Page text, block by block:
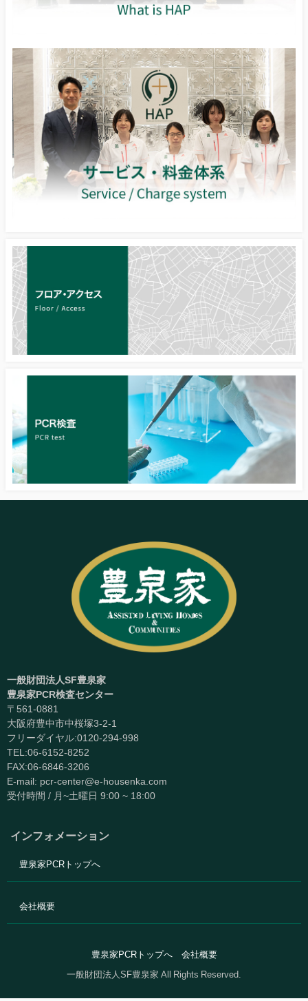
一般財団法人SF豊泉家
豊泉家PCR検査センター
〒561-0881
大阪府豊中市中桜塚3-2-1
フリーダイヤル:0120-294-998
TEL:06-6152-8252
FAX:06-6846-3206
E-mail: pcr-center@e-housenka.com
受付時間 / 月~土曜日 9:00 ~ 18:00
インフォメーション
豊泉家PCRトップへ
会社概要
豊泉家PCRトップへ 会社概要
一般財団法人SF豊泉家 All Rights Reserved.